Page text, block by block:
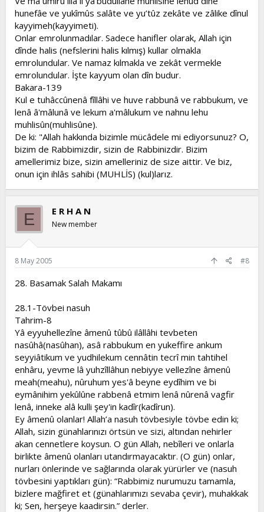
hunefâe ve yukîmûs salâte ve yu’tûz zekâte ve zâlike dînul
kayyimeh(kayyimeti).
Onlar emrolunmadılar. Sadece hanifler olarak, Allah için
dînde halis (nefslerini halis kılmış) kullar olmakla
emrolundular. Ve namaz kılmakla ve zekât vermekle
emrolundular. İşte kayyum olan dîn budur.
Bakara-139
Kul e tuhâccûnenâ fîllâhi ve huve rabbunâ ve rabbukum, ve
lenâ â'mâlunâ ve lekum a'mâlukum ve nahnu lehu
muhlisûn(muhlisûne).
De ki: "Allah hakkında bizimle mücâdele mi ediyorsunuz? O,
bizim de Rabbimizdir, sizin de Rabbinizdir. Bizim
amellerimiz bize, sizin amelleriniz de size aittir. Ve biz,
onun için ihlâs sahibi (MUHLİS) (kul)larız.
E E R H A N
New member
8 May 2005 #8
28. Basamak Salah Makamı
28.1-Tövbei nasuh
Tahrim-8
Yâ eyyuhellezîne âmenû tûbû ilâllâhi tevbeten
nasûhâ(nasûhan), asâ rabbukum en yukeffire ankum
seyyiâtikum ve yudhilekum cennâtin tecrî min tahtihel
enhâru, yevme lâ yuhzîllâhun nebiyye vellezîne âmenû
meah(meahu), nûruhum yes'â beyne eydîhim ve bi
eymânihim yekûlûne rabbenâ etmim lenâ nûrenâ vagfir
lenâ, inneke alâ kulli şey'in kadîr(kadîrun).
Ey âmenû olanlar! Allah’a nasuh tövbesiyle tövbe edin ki;
Allah, sizin günahlarınızı örtsün ve sizi, altından nehirler
akan cennetlere koysun. O gün Allah, nebîleri ve onlarla
birlikte âmenû olanları utandırmayacaktır. (O gün) onlar,
nurları önlerinde ve sağlarında olarak yürürler ve (nasuh
tövbesini yaptıkları gün): “Rabbimiz nurumuzu tamamla,
bizlere mağfiret et (günahlarımızı sevaba çevir), muhakkak
ki; Sen, herşeye kaadirsin.” derler.